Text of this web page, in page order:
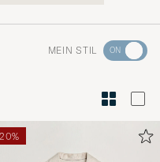
MEIN STIL Wechseln
zur
20%